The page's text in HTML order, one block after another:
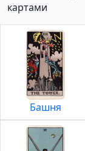
картами
Башня